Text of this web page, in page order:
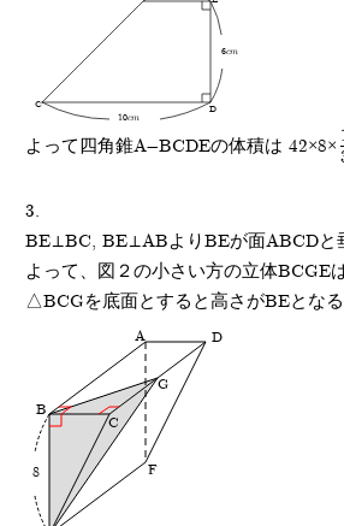
C D
10cm
6cm
よって四角錐A-BCDEの体積は 42×8×
3.
BE⊥BC, BE⊥ABよりBEが面ABCDと
よって、図２の小さい方の立体BCGE
△BCGを底面とすると高さがBEとなる
A
B
D
F
G
C
8